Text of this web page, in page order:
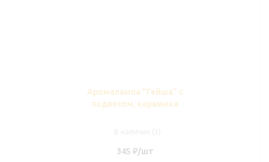
Аромалампа "Гейша" с
подвесом, керамика
345 ₽/шт